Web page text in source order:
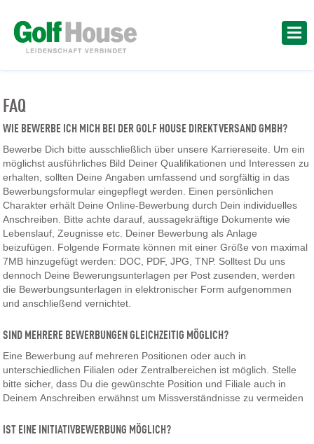
FAQ
WIE BEWERBE ICH MICH BEI DER GOLF HOUSE DIREKTVERSAND GMBH?
Bewerbe Dich bitte ausschließlich über unsere Karriereseite. Um ein
möglichst ausführliches Bild Deiner Qualifikationen und Interessen zu
erhalten, sollten Deine Angaben umfassend und sorgfältig in das
Bewerbungsformular eingepflegt werden. Einen persönlichen
Charakter erhält Deine Online-Bewerbung durch Dein individuelles
Anschreiben. Bitte achte darauf, aussagekräftige Dokumente wie
Lebenslauf, Zeugnisse etc. Deiner Bewerbung als Anlage
beizufügen. Folgende Formate können mit einer Größe von maximal
7MB hinzugefügt werden: DOC, PDF, JPG, TNP. Solltest Du uns
dennoch Deine Bewerungsunterlagen per Post zusenden, werden
die Bewerbungsunterlagen in elektronischer Form aufgenommen
und anschließend vernichtet.
SIND MEHRERE BEWERBUNGEN GLEICHZEITIG MÖGLICH?
Eine Bewerbung auf mehreren Positionen oder auch in
unterschiedlichen Filialen oder Zentralbereichen ist möglich. Stelle
bitte sicher, dass Du die gewünschte Position und Filiale auch in
Deinem Anschreiben erwähnst um Missverständnisse zu vermeiden
IST EINE INITIATIVBEWERBUNG MÖGLICH?